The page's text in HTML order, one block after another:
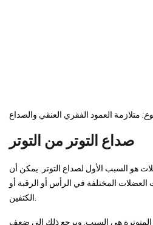
متلازمة العمود الفقري العنقي والصداع
صداع التوتر من التوتر
هو السبب الأول لصداع التوتر. يمكن أن
العضلات المختلفة في الرأس أو الرقبة أو
المتوترة هي السبب. ويرجع ذلك إلى ضعف